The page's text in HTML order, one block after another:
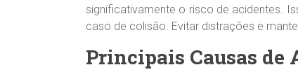
significativamente o risco de acidentes.
caso de colisão. Evitar distrações e
Principais Causas de